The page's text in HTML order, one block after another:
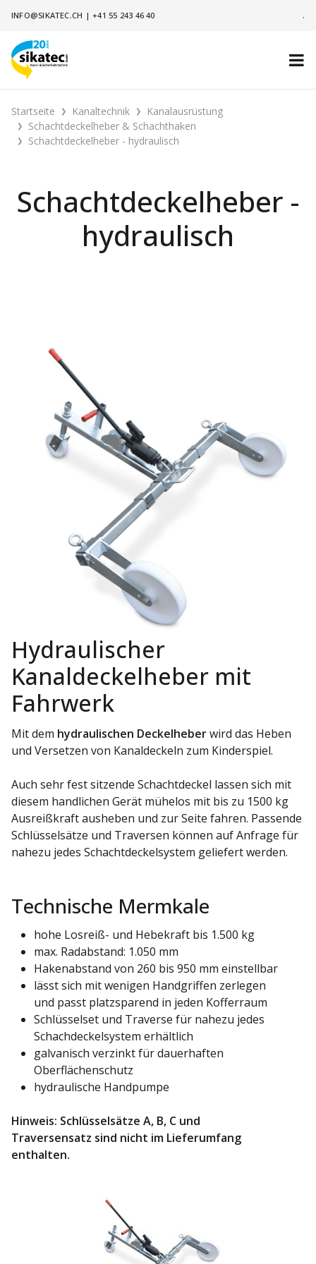
INFO@SIKATEC.CH |+41 55 243 46 40 .
Startseite Kanaltechnik
Kanalausrüstung
Schachtdeckelheber & Schachthaken
Schachtdeckelheber - hydraulisch
Schachtdeckelheber -
hydraulisch
Hydraulischer
Kanaldeckelheber mit
Fahrwerk
Mit dem hydraulischen Deckelheberwird das Heben
und Versetzen von Kanaldeckeln zum Kinderspiel.
Auch sehr fest sitzende Schachtdeckel lassen sich mit
diesem handlichen Gerät mühelos mit bis zu 1500 kg
Ausreißkraft ausheben und zur Seite fahren. Passende
Schlüsselsätze und Traversen können auf Anfrage für
nahezu jedes Schachtdeckelsystem geliefert werden.
Technische Mermkale
hohe Losreiß- und Hebekraft bis 1.500 kg
max. Radabstand: 1.050 mm
Hakenabstand von 260 bis 950 mm einstellbar
lässt sich mit wenigen Handgriffen zerlegen
und passt platzsparend in jeden Kofferraum
Schlüsselset und Traverse für nahezu jedes
Schachdeckelsystem erhältlich
galvanisch verzinkt für dauerhaften
Oberflächenschutz
hydraulische Handpumpe
Hinweis: Schlüsselsätze A, B, C und
Traversensatz sind nicht im Lieferumfang
enthalten.